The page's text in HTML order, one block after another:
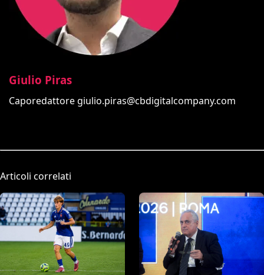
Giulio Piras
Caporedattoregiulio.piras@cbdigitalcompany.com
Articoli correlati